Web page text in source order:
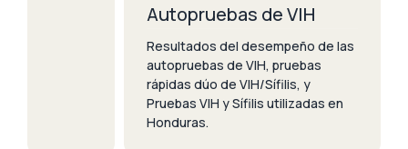
Autopruebas de VIH
Resultados del desempeño de las
autopruebas de VIH, pruebas
rápidas dúo de VIH/Sífilis, y
Pruebas VIH y Sífilis utilizadas en
Honduras.